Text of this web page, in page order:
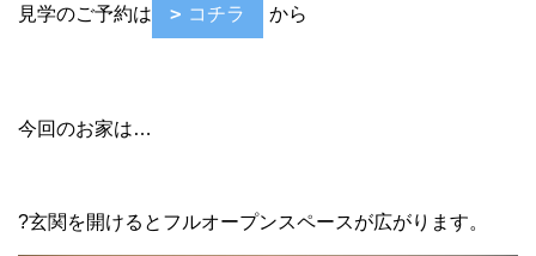
見学のご予約は コチラ から
今回のお家は…
?玄関を開けるとフルオープンスペースが広がります。